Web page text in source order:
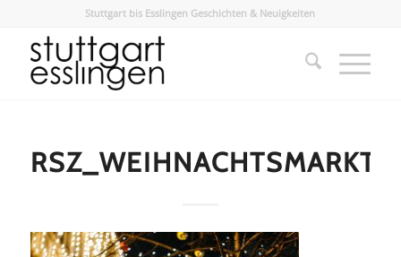
Stuttgart bis Esslingen Geschichten & Neuigkeiten